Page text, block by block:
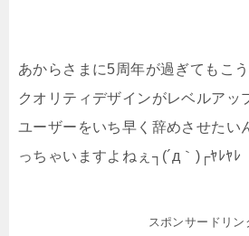
あからさまに5周年が過ぎてもこ
クオリティデザインがレベルアッ
ユーザーをいち早く辞めさせたい
っちゃいますよねぇ┐(´д｀)┌ﾔﾚﾔﾚ
スポンサードリン